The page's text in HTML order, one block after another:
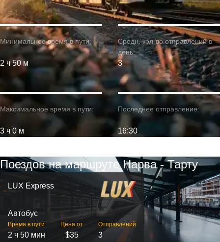
Минимальное время в пути:
2 ч 50 м
Максимальное время в пути:
3 ч 0 м
Средн. кол-во отправлений в
день:
3
Последнее отправление:
16:30
Поездов на маршруте Нарва - Тарту
LUX Express
Автобус
Время в пути
2 ч 50 мин
Цена от
$35
Отправлений
3